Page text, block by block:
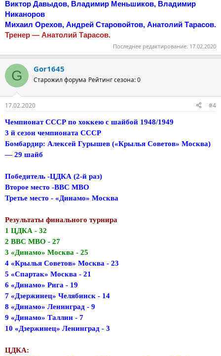
Виктор Давыдов, Владимир Меньшиков, Владимир
Никаноров
Михаил Орехов, Андрей Старовойтов, Анатолий Тарасов.
Тренер — Анатолий Тарасов.
Последнее редактирование: 17.02.2020
G Gor1645
Старожил форума Рейтинг сезона: 0
17.02.2020 #4
Чемпионат СССР по хоккею с шайбой 1948/1949
3 й сезон чемпионата СССР
Бомбардир: Алексей Гурышев («Крылья Советов» Москва)
— 29 шайб
Победитель -ЦДКА (2-й раз)
Второе место -ВВС МВО
Третье место - «Динамо» Москва
Результаты финального турнира
1 ЦДКА - 32
2 ВВС МВО - 27
3 «Динамо» Москва - 25
4 «Крылья Советов» Москва - 23
5 «Спартак» Москва - 21
6 «Динамо» Рига - 19
7 «Дзержинец» Челябинск - 14
8 «Динамо» Ленинград - 9
9 «Динамо» Таллин - 7
10 «Дзержинец» Ленинград - 3
ЦДКА: